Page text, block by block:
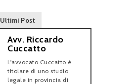
Ultimi Post
Avv. Riccardo
Cuccatto
L'avvocato Cuccatto è
titolare di uno studio
legale in provincia di